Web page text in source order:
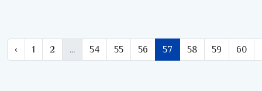
‹ 1 2 ... 54 55 56 57 58 59 60